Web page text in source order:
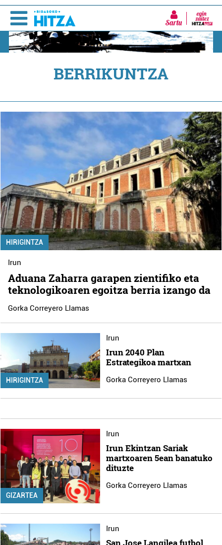
Sartu
BERRIKUNTZA
HIRIGINTZA
Irun
Aduana Zaharra garapen zientifiko eta
teknologikoaren egoitza berria izango da
Gorka Correyero Llamas
HIRIGINTZA
Irun
Irun 2040 Plan
Estrategikoa martxan
Gorka Correyero Llamas
GIZARTEA
Irun
Irun Ekintzan Sariak
martxoaren 5ean banatuko
dituzte
Gorka Correyero Llamas
Irun